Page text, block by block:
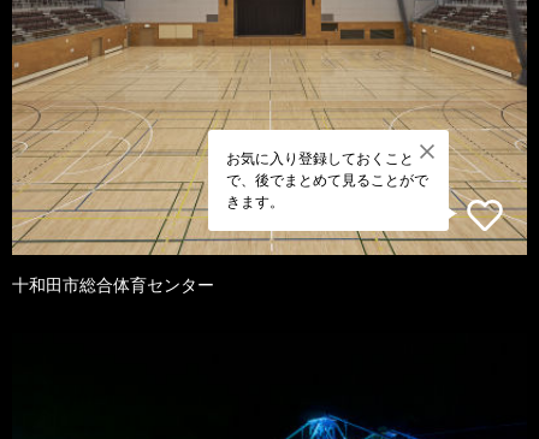
お気に入り登録しておくこと
で、後でまとめて見ることがで
きます。
十和田市総合体育センター